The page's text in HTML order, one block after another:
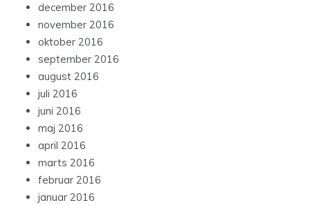
december 2016
november 2016
oktober 2016
september 2016
august 2016
juli 2016
juni 2016
maj 2016
april 2016
marts 2016
februar 2016
januar 2016